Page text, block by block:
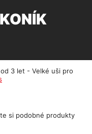
3 let - Velké uši pro
si podobné produkty